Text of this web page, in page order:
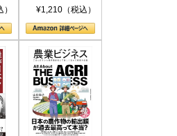
レクト S 039)
¥1,210（税込）